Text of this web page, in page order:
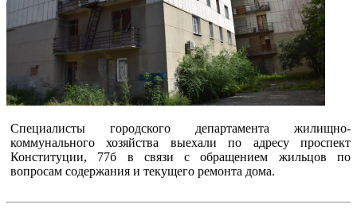
Специалисты городского департамента жилищно-
коммунального хозяйства выехали по адресу проспект
Конституции, 77б в связи с обращением жильцов по
вопросам содержания и текущего ремонта дома.